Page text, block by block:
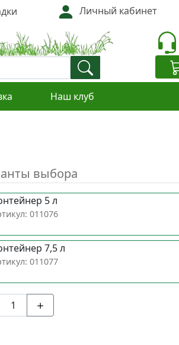
Личный кабинет
Наш клуб
выбора
5 л
011076
7,5 л
011077